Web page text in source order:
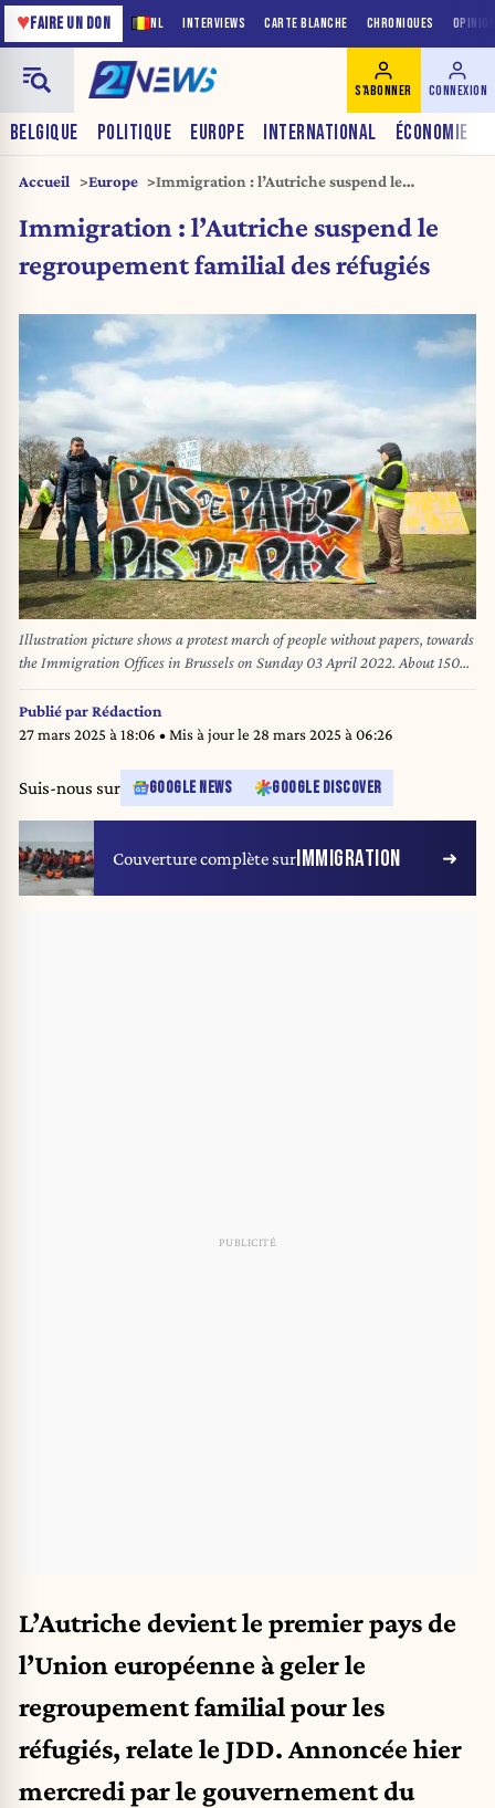
NL INTERVIEWS CARTE BLANCHE CHRONIQUES
♥FAIRE UN DON
BELGIQUE POLITIQUE EUROPE INTERNATIONAL ÉCONOMIE
S'ABONNER CONNEXION
Accueil Europe
Immigration : l’Autriche suspend le
Immigration : l’Autriche suspend le
regroupement familial des réfugiés
Illustration picture shows a protest march of people without papers, towards
the Immigration Offices in Brussels on Sunday 03 April 2022. About 150
people built a camp to protest their hopeless situation. BELGA PHOTO
PAUL-HENRI VERLOOY
Publié parRédaction
27 mars 2025 à 18:06 • Mis à jour le 28 mars 2025 à 06:26
Suis-nous sur GOOGLE NEWS GOOGLE DISCOVER
Couverture complète surIMMIGRATION
L’Autriche devient le premier pays de
l’Union européenne à geler le
regroupement familial pour les
réfugiés, relate le JDD. Annoncée hier
mercredi par le gouvernement du